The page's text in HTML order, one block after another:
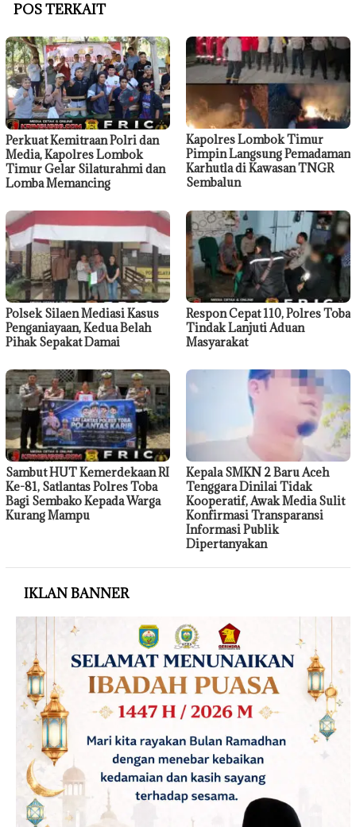
POS TERKAIT
Perkuat Kemitraan Polri dan
Media, Kapolres Lombok
Timur Gelar Silaturahmi dan
Lomba Memancing
Kapolres Lombok Timur
Pimpin Langsung Pemadaman
Karhutla di Kawasan TNGR
Sembalun
Polsek Silaen Mediasi Kasus
Penganiayaan, Kedua Belah
Pihak Sepakat Damai
Respon Cepat 110, Polres Toba
Tindak Lanjuti Aduan
Masyarakat
Sambut HUT Kemerdekaan RI
Ke-81, Satlantas Polres Toba
Bagi Sembako Kepada Warga
Kurang Mampu
Kepala SMKN 2 Baru Aceh
Tenggara Dinilai Tidak
Kooperatif, Awak Media Sulit
Konfirmasi Transparansi
Informasi Publik
Dipertanyakan
IKLAN BANNER